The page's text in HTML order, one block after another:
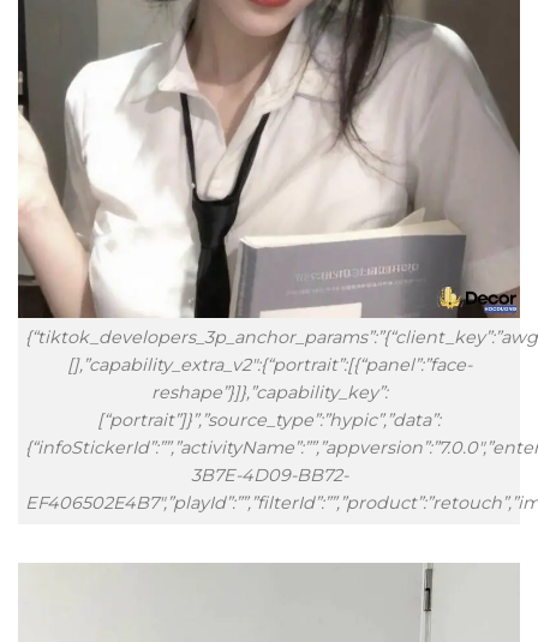
[],”capability_extra_v2″:{“portrait”:[{“panel”:”face-
reshape”}]},”capability_key”:
[“portrait”]}”,”source_type”:”hypic”,”data”:
3B7E-4D09-BB72-